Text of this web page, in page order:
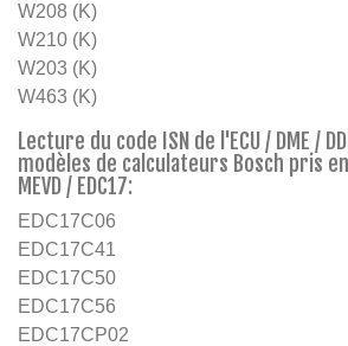
W208 (K)
W210 (K)
W203 (K)
W463 (K)
Lecture du code ISN de l'ECU / DME /
modèles de calculateurs Bosch pris
MEVD / EDC17:
EDC17C06
EDC17C41
EDC17C50
EDC17C56
EDC17CP02